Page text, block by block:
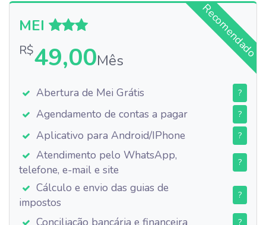
Recomendado
MEI
R$49,00Mês
Abertura de Mei Grátis ?
Agendamento de contas a pagar ?
Aplicativo para Android/IPhone ?
Atendimento pelo WhatsApp,
telefone, e-mail e site
?
Cálculo e envio das guias de
impostos
?
Conciliação bancária e financeira ?